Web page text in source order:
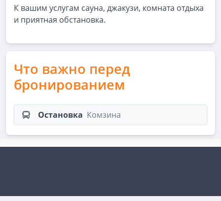
К вашим услугам сауна, джакузи, комната отдыха
и приятная обстановка.
Что важно перед
бронированием
Остановка Комзина